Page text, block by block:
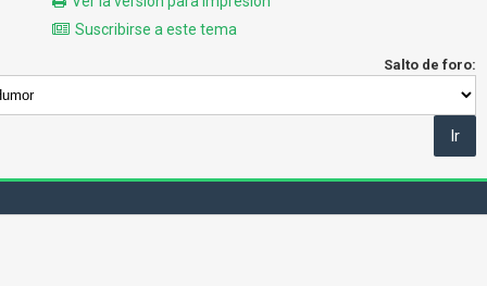
Suscribirse a este tema
Salto de foro: